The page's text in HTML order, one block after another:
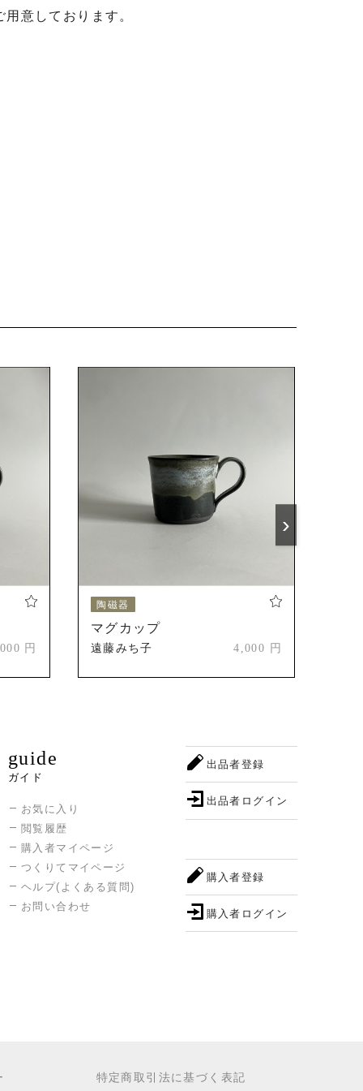
意しております。
円
陶磁器
マグカップ
遠藤みち子 4,000 円
›
guide
ガイド
お気に入り
閲覧履歴
購入者マイページ
つくりてマイページ
ヘルプ(よくある質問)
お問い合わせ
出品者登録
出品者ログイン
購入者登録
購入者ログイン
特定商取引法に基づく表記